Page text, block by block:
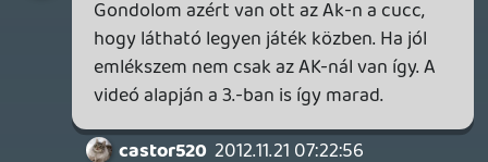
Rey92
2012.11.20 23:21:03
casper007 2012.11.20 23:43:29 #0bnt0
Sajnos a Killzone-nal nem játszottam.
Melyik elemre gondoltál?